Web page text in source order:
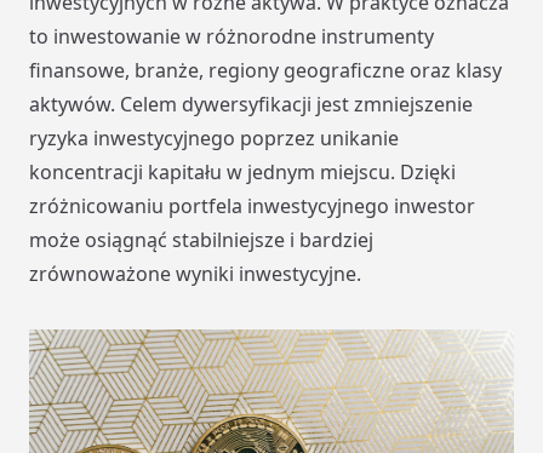
to inwestowanie w różnorodne instrumenty
finansowe, branże, regiony geograficzne oraz klasy
aktywów. Celem dywersyfikacji jest zmniejszenie
ryzyka inwestycyjnego poprzez unikanie
koncentracji kapitału w jednym miejscu. Dzięki
zróżnicowaniu portfela inwestycyjnego inwestor
może osiągnąć stabilniejsze i bardziej
zrównoważone wyniki inwestycyjne.